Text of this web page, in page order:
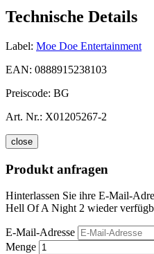
Technische Details
Label: Moe Doe Entertainment
EAN: 0888915238103
Preiscode: BG
Art. Nr.: X01205267-2
close
Produkt anfragen
Hinterlassen Sie ihre E-Mail-
Hell Of A Night 2 wieder
E-Mail-Adresse
Menge